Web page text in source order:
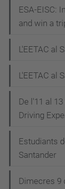
ESA-EISC:
and win a
L'EETAC al
L'EETAC al
De l'11 al
Driving
Estudiants
Santander
Dimecres 9